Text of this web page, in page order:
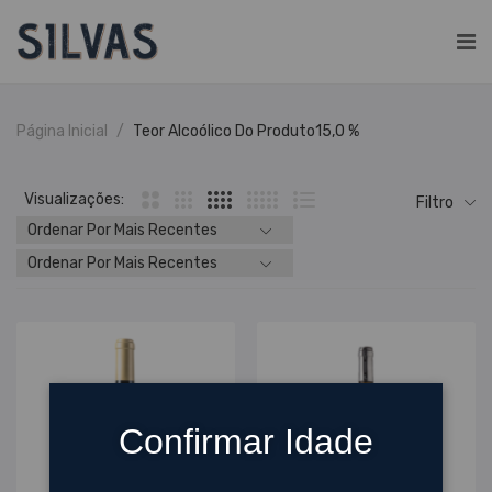
Página Inicial Teor Alcoólico Do Produto15,0 %
Visualizações: Filtro
Confirmar Idade